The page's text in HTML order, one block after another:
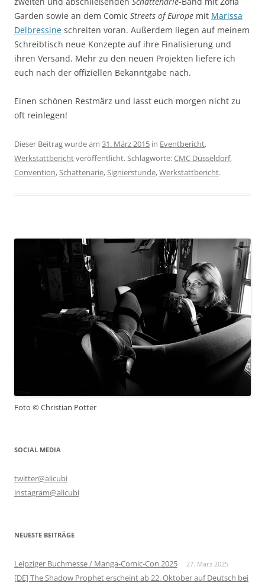
Garden sowie an dem Comic Streets of Europe mit Marissa
Delbressine schreiten voran. Außerdem liegen auf meinem
Schreibtisch neue Konzepte auf ihre Finalisierung und
ihren Versand. Mehr zu den neuen Projekten liefere ich
euch nach der offiziellen Bekanntgabe nach.
Einen schönen Restmärz und lasst euch morgen nicht zu
oft reinlegen!
Dieser Beitrag wurde am 31. März 2015 in Eventbericht,
Werkstattberichtveröffentlicht. Schlagworte:CMC Düsseldorf,
Convention,Schattenarie,Signierstunde,Werkstattbericht.
Foto © Christian Potter
SOCIAL MEDIA
twitter@alicubi
instagram@alicubi
NEUESTE BEITRÄGE
Leipziger Buchmesse / Manga-Comic-Con 2025 27. März 2025
[DE] The Shadow Prophet erscheint ab 22. Oktober auf Deutsch bei